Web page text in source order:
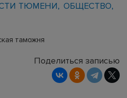
ТЮМЕНИ
ОБЩЕСТВО
таможня
Поделиться записью